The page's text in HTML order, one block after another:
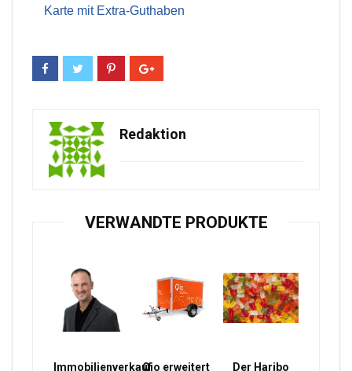
Karte mit Extra-Guthaben
Redaktion
VERWANDTE PRODUKTE
ImmobilienverkaufQio erweitert Der Haribo